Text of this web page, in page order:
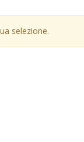
selezione.